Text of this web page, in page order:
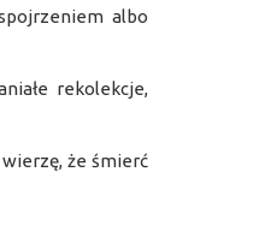
albo
rekolekcje,
że śmierć